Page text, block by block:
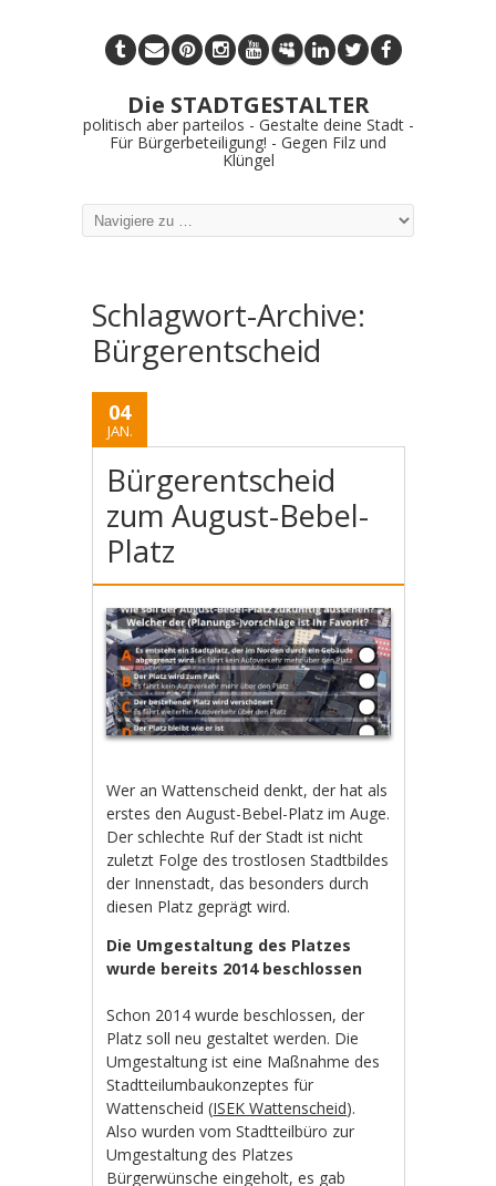
Die STADTGESTALTER
politisch aber parteilos - Gestalte deine Stadt -
Für Bürgerbeteiligung! - Gegen Filz und
Klüngel
Schlagwort-Archive:
Bürgerentscheid
04
JAN.
Bürgerentscheid
zum August-Bebel-
Platz
Wer an Wattenscheid denkt, der hat als
erstes den August-Bebel-Platz im Auge.
Der schlechte Ruf der Stadt ist nicht
zuletzt Folge des trostlosen Stadtbildes
der Innenstadt, das besonders durch
diesen Platz geprägt wird.
Die Umgestaltung des Platzes
wurde bereits 2014 beschlossen
Schon 2014 wurde beschlossen, der
Platz soll neu gestaltet werden. Die
Umgestaltung ist eine Maßnahme des
Stadtteilumbaukonzeptes für
Wattenscheid (ISEK Wattenscheid).
Also wurden vom Stadtteilbüro zur
Umgestaltung des Platzes
Bürgerwünsche eingeholt, es gab